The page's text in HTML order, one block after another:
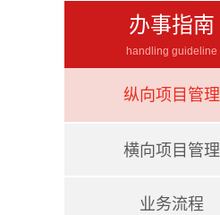
办事指南
handling guideline
纵向项目管理
横向项目管理
业务流程